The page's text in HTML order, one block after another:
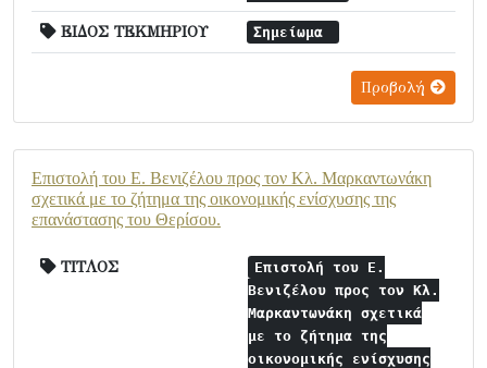
ΕΙΔΟΣ ΤΕΚΜΗΡΙΟΥ Σημείωμα
Προβολή
Επιστολή του Ε. Βενιζέλου προς τον Κλ. Μαρκαντωνάκη
σχετικά με το ζήτημα της οικονομικής ενίσχυσης της
επανάστασης του Θερίσου.
ΤΙΤΛΟΣ
Επιστολή του Ε.
Βενιζέλου προς τον Κλ.
Μαρκαντωνάκη σχετικά
με το ζήτημα της
οικονομικής ενίσχυσης